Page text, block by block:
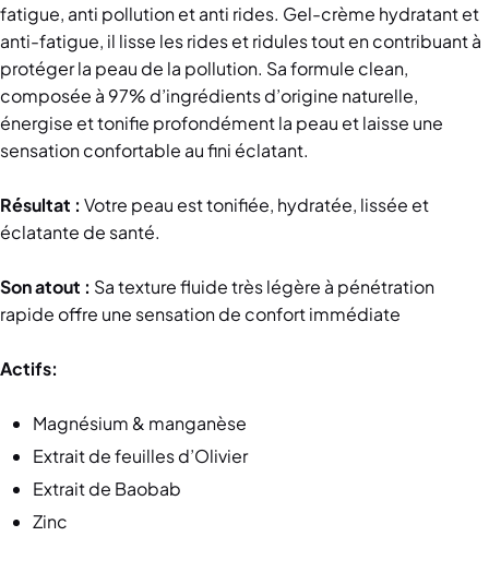
fatigue, anti pollution et anti rides. Gel-crème hydratant et
anti-fatigue, il lisse les rides et ridules tout en contribuant à
protéger la peau de la pollution. Sa formule clean,
composée à 97% d’ingrédients d’origine naturelle,
énergise et tonifie profondément la peau et laisse une
sensation confortable au fini éclatant.
Résultat : Votre peau est tonifiée, hydratée, lissée et
éclatante de santé.
Son atout : Sa texture fluide très légère à pénétration
rapide offre une sensation de confort immédiate
Actifs:
Magnésium & manganèse
Extrait de feuilles d’Olivier
Extrait de Baobab
Zinc